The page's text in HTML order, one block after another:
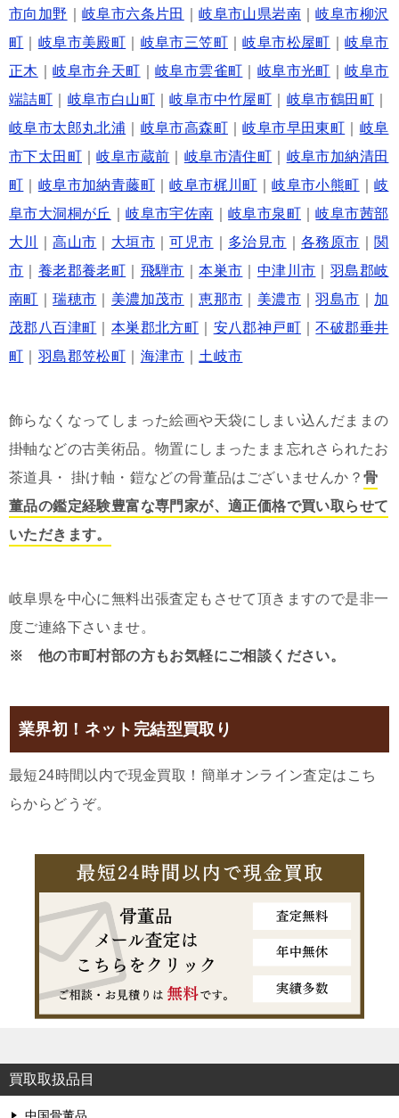
市向加野 ｜岐阜市六条片田 ｜岐阜市山県岩南 ｜岐阜市柳沢
町
岐阜市美殿町 岐阜市三笠町 ｜岐阜市松屋町 ｜岐阜市
正木
｜岐阜市弁天町 ｜岐阜市雲雀町 岐阜市光町 ｜岐阜市
端詰町
岐阜市白山町 ｜岐阜市中竹屋町 岐阜市鶴田町
岐阜市太郎丸北浦
岐阜市高森町 ｜岐阜市早田東町
岐阜
市下太田町
｜岐阜市蔵前 岐阜市清住町
岐阜市加納清田
町
岐阜市加納青藤町 ｜岐阜市梶川町 ｜岐阜市小熊町 ｜岐
阜市大洞桐が丘
｜岐阜市宇佐南 ｜岐阜市泉町 ｜岐阜市茜部
大川
高山市 大垣市 可児市 多治見市 ｜各務原市
関
市
養老郡養老町 飛騨市 ｜本巣市 中津川市
羽島郡岐
南町
｜瑞穂市 美濃加茂市 ｜恵那市 美濃市 ｜羽島市
加
茂郡八百津町
本巣郡北方町 安八郡神戸町 ｜不破郡垂井
町
羽島郡笠松町 海津市 ｜土岐市
飾らなくなってしまった絵画や天袋にしまい込んだままの
掛軸などの古美術品。物置にしまったまま忘れさられたお
茶道具・ 掛け軸・鎧などの骨董品はございませんか？ 骨
董品の鑑定経験豊富な専門家が、適正価格で買い取らせて
いただきます。
岐阜県を中心に無料出張査定もさせて頂きますので是非一
度ご連絡下さいませ。
※ 他の市町村部の方もお気軽にご相談ください。
業界初！ネット完結型買取り
最短24時間以内で現金買取！簡単オンライン査定はこち
らからどうぞ。
買取取扱品目